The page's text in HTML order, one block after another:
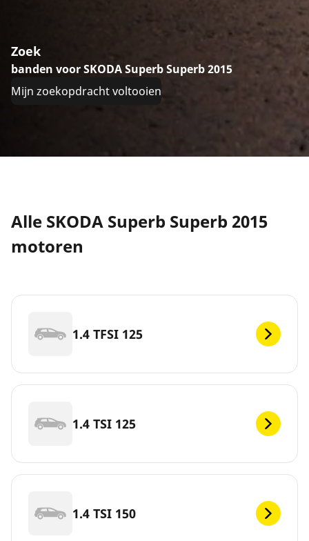
Zoek
banden voor SKODA Superb Superb 2015
Mijn zoekopdracht voltooien
Alle SKODA Superb Superb 2015
motoren
1.4 TFSI 125
1.4 TSI 125
1.4 TSI 150